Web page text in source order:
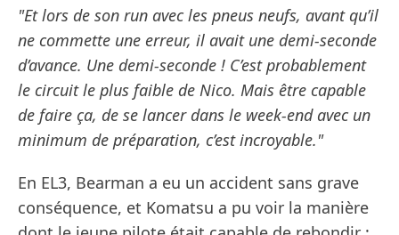
"Et lors de son run avec les pneus neufs, avant qu’il
ne commette une erreur, il avait une demi-seconde
d’avance. Une demi-seconde ! C’est probablement
le circuit le plus faible de Nico. Mais être capable
de faire ça, de se lancer dans le week-end avec un
minimum de préparation, c’est incroyable."
En EL3, Bearman a eu un accident sans grave
conséquence, et Komatsu a pu voir la manière